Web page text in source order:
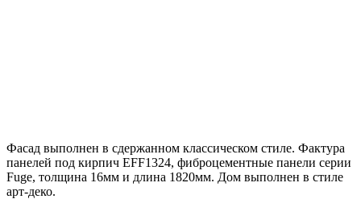
Фасад выполнен в сдержанном классическом стиле. Фактура
панелей под кирпич EFF1324, фиброцементные панели серии
Fuge, толщина 16мм и длина 1820мм. Дом выполнен в стиле
арт-деко.